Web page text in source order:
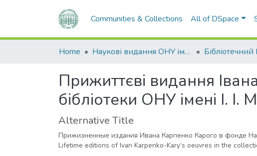
Communities & Collections All of DSpace
Home Наукові видання ОНУ імені І. І. Мечникова
Прижиттєві видання
бібліотеки ОНУ імені І. І.
Alternative Title
Прижизненные издания Ивана Карпенко Карого в фонде
Lifetime editions of Ivan Karpenko-Kary’s oeuvres in the